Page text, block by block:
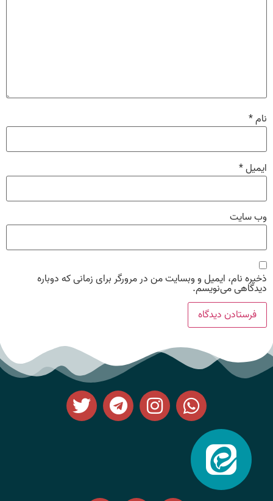
نام*
ایمیل*
وب‌ سایت
ذخیره نام، ایمیل و وبسایت من در مرورگر برای زمانی که دوباره
دیدگاهی می‌نویسم.